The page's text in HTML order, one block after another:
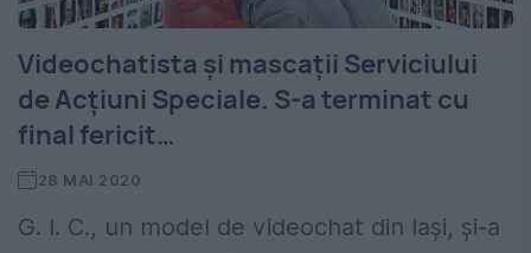
Videochatista şi mascaţii Serviciului
de Acțiuni Speciale. S-a terminat cu
final fericit…
28 MAI 2020
G. I. C., un model de videochat din Iași, și-a